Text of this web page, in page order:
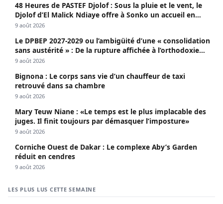
48 Heures de PASTEF Djolof : Sous la pluie et le vent, le
Djolof d’El Malick Ndiaye offre à Sonko un accueil en
apothéose
9 août 2026
Le DPBEP 2027-2029 ou l’ambigüité d’une « consolidation
sans austérité » : De la rupture affichée à l’orthodoxie
budgétaire, une analyse critique de la trajectoire
9 août 2026
Bignona : Le corps sans vie d’un chauffeur de taxi
retrouvé dans sa chambre
9 août 2026
Mary Teuw Niane : «Le temps est le plus implacable des
juges. Il finit toujours par démasquer l’imposture»
9 août 2026
Corniche Ouest de Dakar : Le complexe Aby’s Garden
réduit en cendres
9 août 2026
LES PLUS LUS CETTE SEMAINE